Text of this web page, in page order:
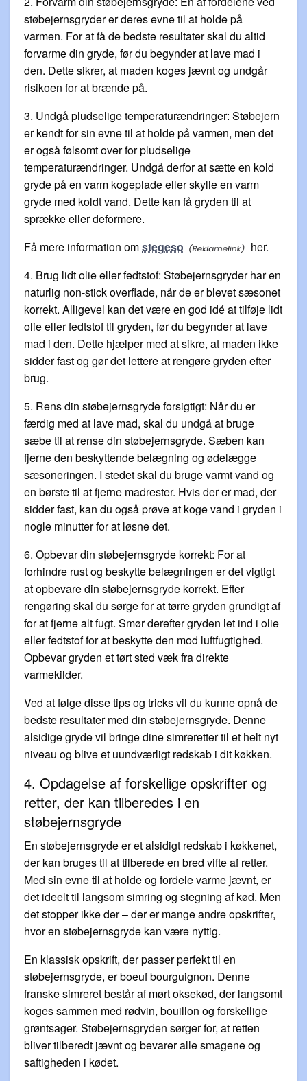
støbejernsgryder er deres evne til at holde på
varmen. For at få de bedste resultater skal du altid
forvarme din gryde, før du begynder at lave mad i
den. Dette sikrer, at maden koges jævnt og undgår
risikoen for at brænde på.
3. Undgå pludselige temperaturændringer: Støbejern
er kendt for sin evne til at holde på varmen, men det
er også følsomt over for pludselige
temperaturændringer. Undgå derfor at sætte en kold
gryde på en varm kogeplade eller skylle en varm
gryde med koldt vand. Dette kan få gryden til at
sprække eller deformere.
Få mere information omstegeso
her.
4. Brug lidt olie eller fedtstof: Støbejernsgryder har en
naturlig non-stick overflade, når de er blevet sæsonet
korrekt. Alligevel kan det være en god idé at tilføje lidt
olie eller fedtstof til gryden, før du begynder at lave
mad i den. Dette hjælper med at sikre, at maden ikke
sidder fast og gør det lettere at rengøre gryden efter
brug.
5. Rens din støbejernsgryde forsigtigt: Når du er
færdig med at lave mad, skal du undgå at bruge
sæbe til at rense din støbejernsgryde. Sæben kan
fjerne den beskyttende belægning og ødelægge
sæsoneringen. I stedet skal du bruge varmt vand og
en børste til at fjerne madrester. Hvis der er mad, der
sidder fast, kan du også prøve at koge vand i gryden i
nogle minutter for at løsne det.
6. Opbevar din støbejernsgryde korrekt: For at
forhindre rust og beskytte belægningen er det vigtigt
at opbevare din støbejernsgryde korrekt. Efter
rengøring skal du sørge for at tørre gryden grundigt af
for at fjerne alt fugt. Smør derefter gryden let ind i olie
eller fedtstof for at beskytte den mod luftfugtighed.
Opbevar gryden et tørt sted væk fra direkte
varmekilder.
Ved at følge disse tips og tricks vil du kunne opnå de
bedste resultater med din støbejernsgryde. Denne
alsidige gryde vil bringe dine simreretter til et helt nyt
niveau og blive et uundværligt redskab i dit køkken.
4. Opdagelse af forskellige opskrifter og
retter, der kan tilberedes i en
støbejernsgryde
En støbejernsgryde er et alsidigt redskab i køkkenet,
der kan bruges til at tilberede en bred vifte af retter.
Med sin evne til at holde og fordele varme jævnt, er
det ideelt til langsom simring og stegning af kød. Men
det stopper ikke der – der er mange andre opskrifter,
hvor en støbejernsgryde kan være nyttig.
En klassisk opskrift, der passer perfekt til en
støbejernsgryde, er boeuf bourguignon. Denne
franske simreret består af mørt oksekød, der langsomt
koges sammen med rødvin, bouillon og forskellige
grøntsager. Støbejernsgryden sørger for, at retten
bliver tilberedt jævnt og bevarer alle smagene og
saftigheden i kødet.